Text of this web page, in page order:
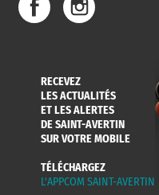
RECEVEZ
LES ACTUALITÉS
ET LES ALERTES
DE SAINT-AVERTIN
SUR VOTRE MOBILE
TÉLÉCHARGEZ
L'APPCOM SAINT-AVERTIN